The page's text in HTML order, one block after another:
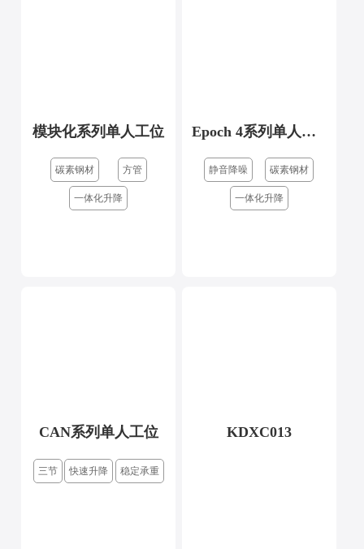
模块化系列单人工位
碳素钢材 方管
一体化升降
Epoch 4系列单人工位
静音降噪 碳素钢材
一体化升降
CAN系列单人工位
三节 快速升降 稳定承重
KDXC013